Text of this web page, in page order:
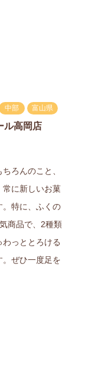
中部 富山県
ル高岡店
ろんのこと、
常に新しいお菓
。特に、ふくの
商品で、2種類
っととろける
ぜひ一度足を